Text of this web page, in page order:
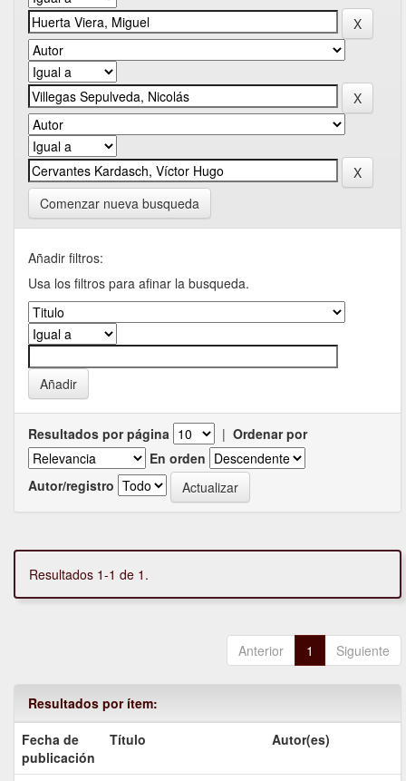
Comenzar nueva busqueda
Añadir filtros:
Usa los filtros para afinar la busqueda.
Resultados por página | Ordenar por
En orden
Autor/registro
Resultados 1-1 de 1.
Anterior 1 Siguiente
Resultados por ítem:
Fecha de
publicación
Título Autor(es)